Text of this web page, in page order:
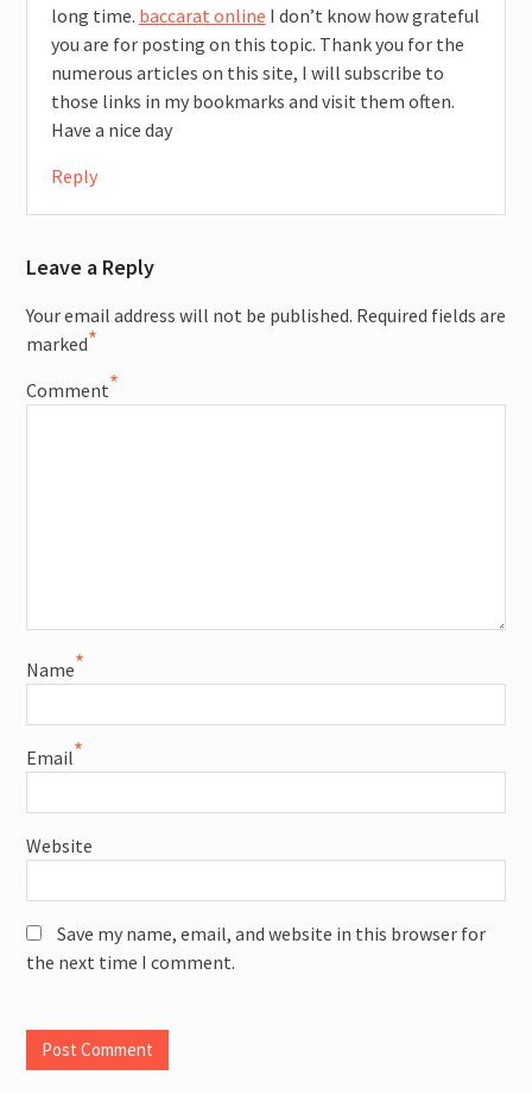
long time. baccarat online I don’t know how grateful
you are for posting on this topic. Thank you for the
numerous articles on this site, I will subscribe to
those links in my bookmarks and visit them often.
Have a nice day
Reply
Leave a Reply
Your email address will not be published. Required fields are
marked*
Comment*
Name*
Email*
Website
Save my name, email, and website in this browser for
the next time I comment.